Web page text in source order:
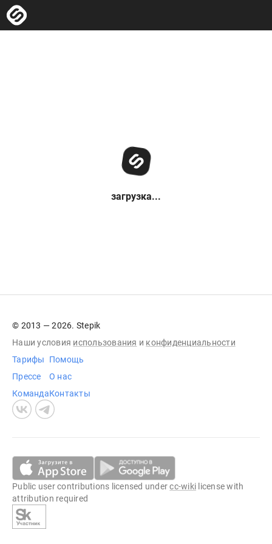
загрузка...
© 2013 — 2026. Stepik
Наши условия использования и конфиденциальности
Тарифы
Прессе
Команда
Помощь
О нас
Контакты
Public user contributions licensed undercc-wiki license with
attribution required